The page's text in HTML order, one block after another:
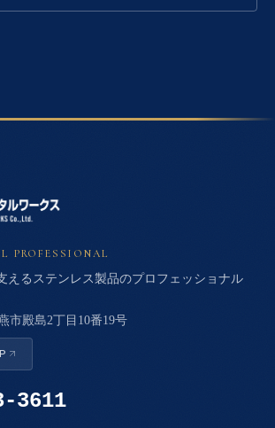
PROFESSIONAL
えるステンレス製品のプロフェッショナル
市殿島2丁目10番19号
3611